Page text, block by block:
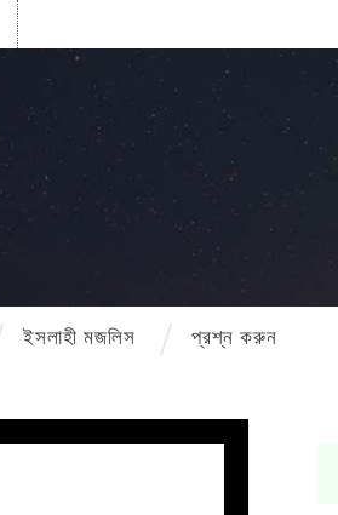
ইসলাহী মজলিস প্রশ্ন করুন